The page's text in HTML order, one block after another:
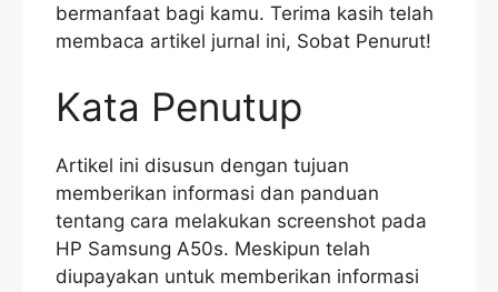
bermanfaat bagi kamu. Terima kasih telah
membaca artikel jurnal ini, Sobat Penurut!
Kata Penutup
Artikel ini disusun dengan tujuan
memberikan informasi dan panduan
tentang cara melakukan screenshot pada
HP Samsung A50s. Meskipun telah
diupayakan untuk memberikan informasi